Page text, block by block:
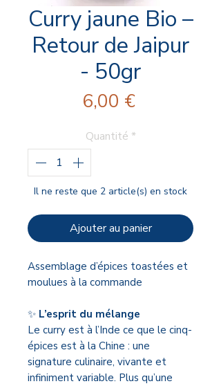
Curry jaune Bio –
Retour de Jaipur
- 50gr
6,00 €Prix
Quantité *
Il ne reste que 2 article(s) en stock
Ajouter au panier
Assemblage d’épices toastées et
moulues à la commande
✨ L’esprit du mélange
Le curry est à l’Inde ce que le cinq-
épices est à la Chine : une
signature culinaire, vivante et
infiniment variable. Plus qu’une